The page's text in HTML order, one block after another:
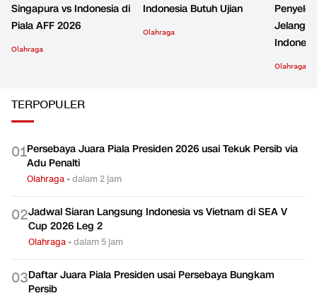
Singapura vs Indonesia di
Piala AFF 2026
Olahraga
Indonesia Butuh Ujian
Olahraga
Jelang
Olahraga
TERPOPULER
01Persebaya Juara Piala Presiden 2026 usai Tekuk Persib via
Adu Penalti
Olahraga •dalam 2 jam
02Jadwal Siaran Langsung Indonesia vs Vietnam di SEA V
Cup 2026 Leg 2
Olahraga •dalam 5 jam
03Daftar Juara Piala Presiden usai Persebaya Bungkam
Persib